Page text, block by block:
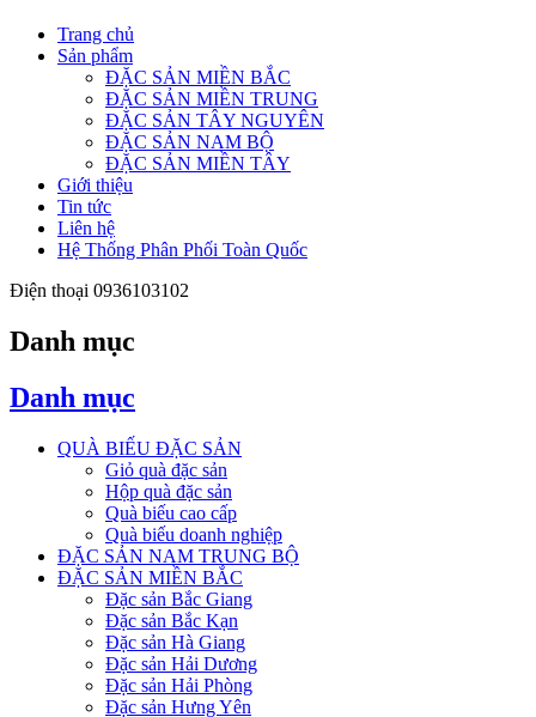
Trang chủ
Sản phẩm
ĐẶC SẢN MIỀN BẮC
ĐẶC SẢN MIỀN TRUNG
ĐẶC SẢN TÂY NGUYÊN
ĐẶC SẢN NAM BỘ
ĐẶC SẢN MIỀN TÂY
Giới thiệu
Tin tức
Liên hệ
Hệ Thống Phân Phối Toàn Quốc
Điện thoại 0936103102
Danh mục
Danh mục
QUÀ BIẾU ĐẶC SẢN
Giỏ quà đặc sản
Hộp quà đặc sản
Quà biếu cao cấp
Quà biếu doanh nghiệp
ĐẶC SẢN NAM TRUNG BỘ
ĐẶC SẢN MIỀN BẮC
Đặc sản Bắc Giang
Đặc sản Bắc Kạn
Đặc sản Hà Giang
Đặc sản Hải Dương
Đặc sản Hải Phòng
Đặc sản Hưng Yên